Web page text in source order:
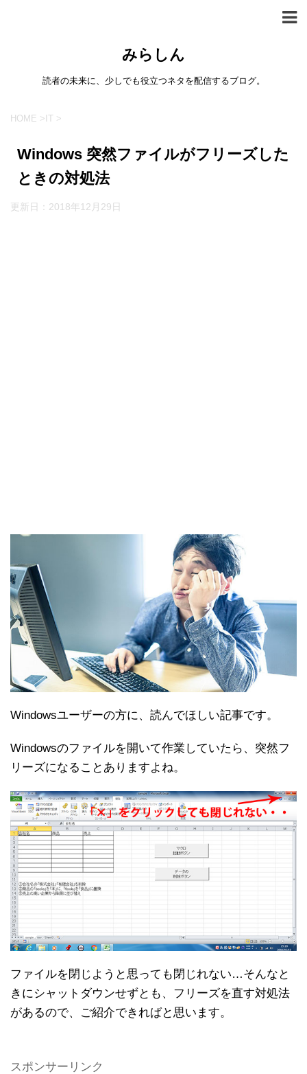
みらしん
読者の未来に、少しでも役立つネタを配信するブログ。
HOME > IT >
Windows 突然ファイルがフリーズした
ときの対処法
更新日： 2018年12月29日
Windowsユーザーの方に、読んでほしい記事です。
Windowsのファイルを開いて作業していたら、突然フ
リーズになることありますよね。
ファイルを閉じようと思っても閉じれない…そんなと
きにシャットダウンせずとも、フリーズを直す対処法
があるので、ご紹介できればと思います。
スポンサーリンク